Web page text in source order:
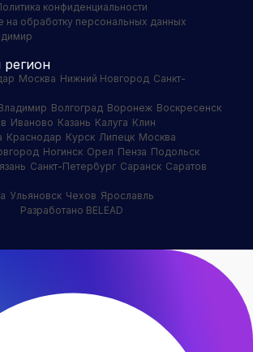
конфиденциальности
на обработку персональных данных
Москва Нижний Новгород Санкт-
Волгоград Воронеж Воскресенск
Иваново Казань Калуга Клин
Краснодар Курск Липецк Москва
Ногинск Орел Пенза Подольск
Санкт-Петербург Саранск Саратов
Ульяновск Чехов Ярославль
Разработано BELEAD